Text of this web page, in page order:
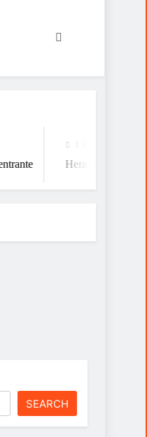
Heranças Sem Fronteiras:
SEARCH